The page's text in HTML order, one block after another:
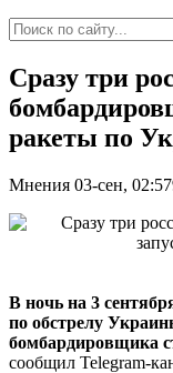
Сразу три
ракеты по
Мнения 03-сен,
В ночь на 3
по обстрелу
бомбардировщика
сообщил Telegram-